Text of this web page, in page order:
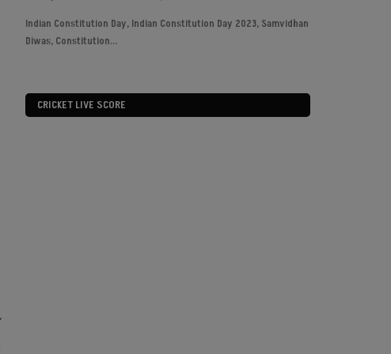
Indian Constitution Day, Indian Constitution Day 2023, Samvidhan
Diwas, Constitution...
Scholarship, Today
CRICKET LIVE SCORE